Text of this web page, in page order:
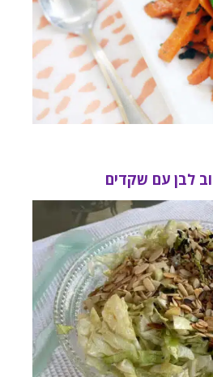
לבן עם שקדים